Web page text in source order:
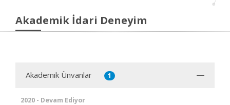
Akademik İdari Deneyim
Akademik Ünvanlar 1
2020 - Devam Ediyor